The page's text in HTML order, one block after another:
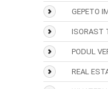
GEPETO
ISORAST
PODUL
REAL